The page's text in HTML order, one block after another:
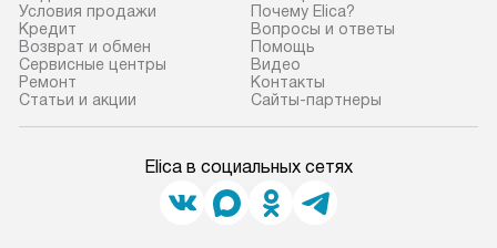
прибор до места установки,
пожалуйста, предварительно
уточните это с менеджером.
За данную услугу взимается
дополнительная плата. Важно
прибора не позволяют ему пройти
через дверной проем, сотрудники
к воде, крана и
слива.
Условия продажи
Кредит
Возврат и обмен
Сервисные центры
Ремонт
Статьи и акции
Почему Elica?
Вопросы и ответы
Помощь
Видео
Контакты
Сайты-партнеры
Elica в социальных сетях